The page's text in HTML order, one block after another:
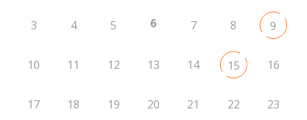
3 4 5 6 7 8 9
10 11 12 13 14 15 16
17 18 19 20 21 22 23